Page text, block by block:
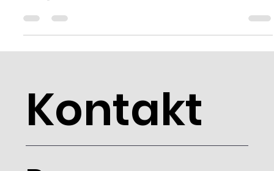
Beitrag erklärt den Unterschied und wann Sie handeln sollten.
Kontakt